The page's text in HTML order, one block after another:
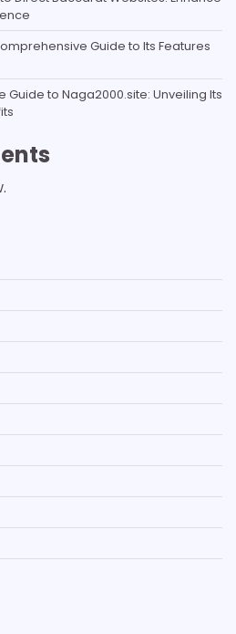
Guide to Its Features
Guide to Naga2000.site: Unveiling Its